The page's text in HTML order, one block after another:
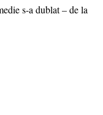
s-a dublat – de la